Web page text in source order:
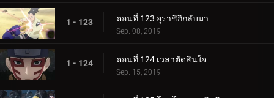
1 - 123 ตอนที่ 123 อุราชิกิกลับมา
Sep. 08, 2019
1 - 124 ตอนที่ 124 เวลาตัดสินใจ
Sep. 15, 2019